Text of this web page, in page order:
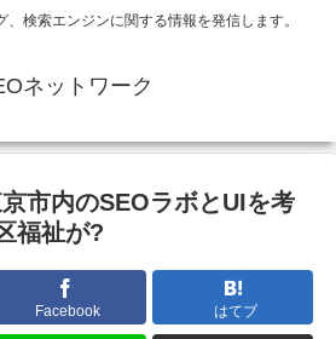
検索エンジンに関する情報を発信します。
ネットワーク
市内のSEOラボとUIを考
福祉が?
Facebook はてブ